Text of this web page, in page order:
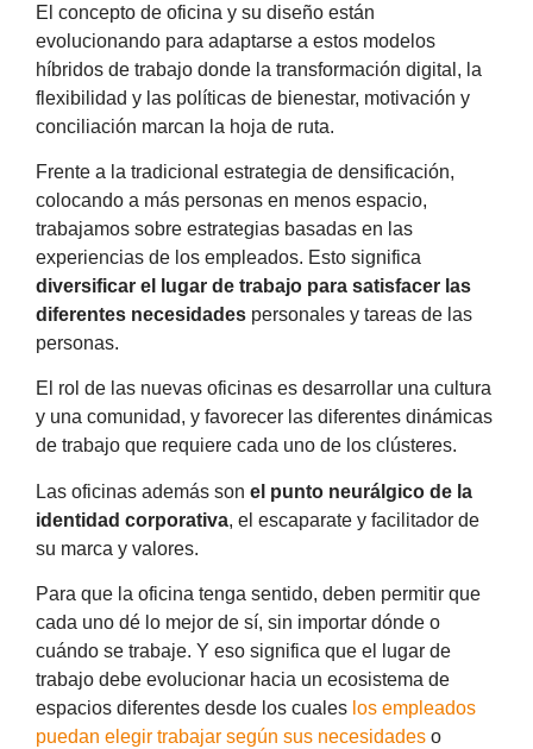
El concepto de oficina y su diseño están
evolucionando para adaptarse a estos modelos
híbridos de trabajo donde la transformación digital, la
flexibilidad y las políticas de bienestar, motivación y
conciliación marcan la hoja de ruta.
Frente a la tradicional estrategia de densificación,
colocando a más personas en menos espacio,
trabajamos sobre estrategias basadas en las
experiencias de los empleados. Esto significa
diversificar el lugar de trabajo para satisfacer las
diferentes necesidades personales y tareas de las
personas.
El rol de las nuevas oficinas es desarrollar una cultura
y una comunidad, y favorecer las diferentes dinámicas
de trabajo que requiere cada uno de los clústeres.
Las oficinas además son el punto neurálgico de la
identidad corporativa, el escaparate y facilitador de
su marca y valores.
Para que la oficina tenga sentido, deben permitir que
cada uno dé lo mejor de sí, sin importar dónde o
cuándo se trabaje. Y eso significa que el lugar de
trabajo debe evolucionar hacia un ecosistema de
espacios diferentes desde los cuales los empleados
puedan elegir trabajar según sus necesidades o